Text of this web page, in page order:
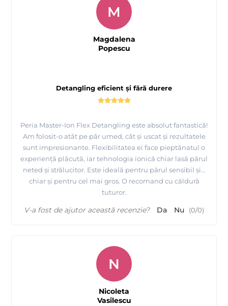
Detangling eficient și fără durere
Peria Master-Ion Flex Detangling este absolut fantastică!
Am folosit-o atât pe păr umed, cât și uscat și rezultatele
sunt impresionante. Flexibilitatea ei face pieptănatul o
experiență plăcută, iar tehnologia ionică chiar lasă părul
neted și strălucitor. Este ideală pentru părul sensibil și...
chiar și pentru cel mai gros. O recomand cu căldură
tuturor.
M
Magdalena
Popescu
V-a fost de ajutor această recenzie? Da Nu (0/0)
N
Nicoleta
Vasilescu